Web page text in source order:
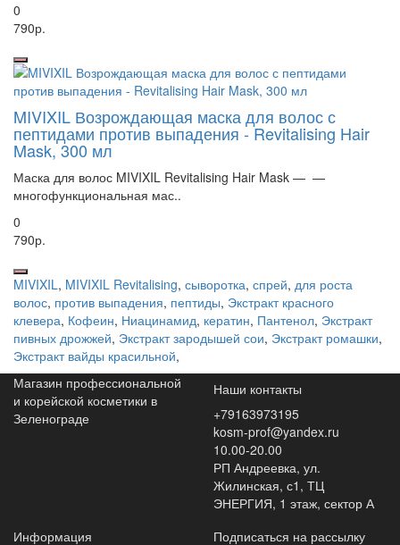
0
790р.
MIVIXIL Возрождающая маска для волос с
пептидами против выпадения - Revitalising Hair
Mask, 300 мл
Маска для волос MIVIXIL Revitalising Hair Mask — —
многофункциональная мас..
0
790р.
MIVIXIL, MIVIXIL Revitalising, сыворотка, спрей, для роста
волос, против выпадения, пептиды, Экстракт красного
клевера, Кофеин, Ниацинамид, кератин, Пантенол, Экстракт
пивных дрожжей, Экстракт зародышей сои, Экстракт ромашки,
Экстракт вайды красильной,
Магазин профессиональной
и корейской косметики в
Зеленограде
Наши контакты
+79163973195
kosm-prof@yandex.ru
10.00-20.00
РП Андреевка, ул.
Жилинская, с1, ТЦ
ЭНЕРГИЯ, 1 этаж, сектор А
Информация
Подписаться на рассылку